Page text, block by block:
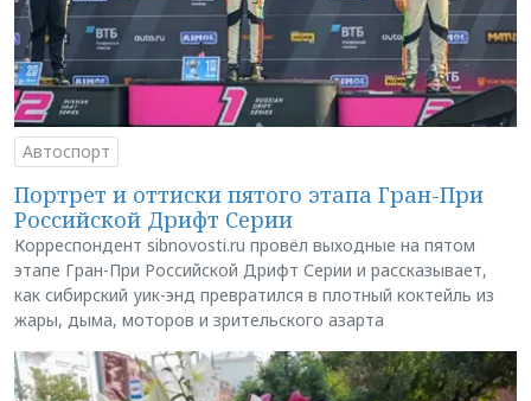
Автоспорт
Портрет и оттиски пятого этапа Гран-При
Российской Дрифт Серии
Корреспондент sibnovosti.ru провёл выходные на пятом
этапе Гран-При Российской Дрифт Серии и рассказывает,
как сибирский уик-энд превратился в плотный коктейль из
жары, дыма, моторов и зрительского азарта